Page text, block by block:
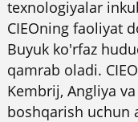
texnologiyalar
CIEOning faoliyat
Buyuk ko'rfaz
qamrab oladi.
Kembrij, Angliya
boshqarish uchun